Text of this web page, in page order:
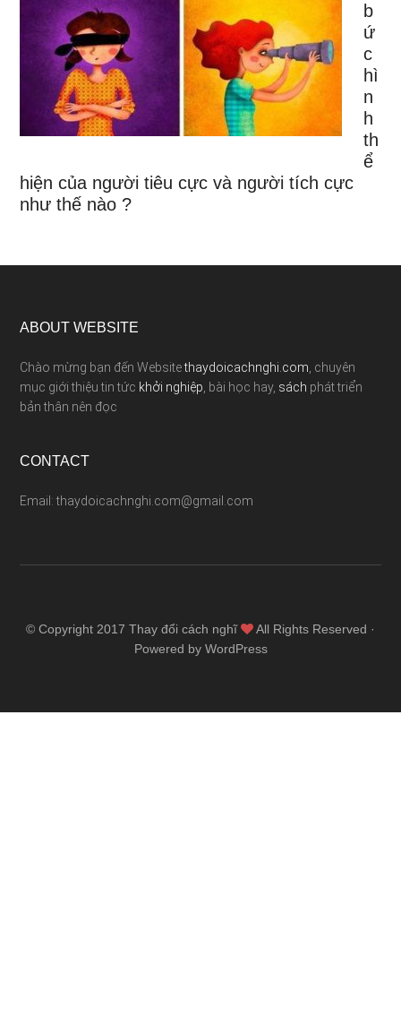
b
ứ
c
hì
n
h
th
ể
hiện của người tiêu cực và người tích cực
như thế nào ?
ABOUT WEBSITE
Chào mừng bạn đến Websitethaydoicachnghi.com , chuyên
mục giới thiệu tin tức khởi nghiệp , bài học hay, sách phát triển
bản thân nên đọc
CONTACT
Email: thaydoicachnghi.com@gmail.com
© Copyright 2017 Thay đổi cách nghĩ
All Rights Reserved ·
Powered by WordPress